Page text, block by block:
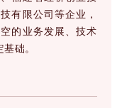
有限公司等企业，
的业务发展、技术
础。